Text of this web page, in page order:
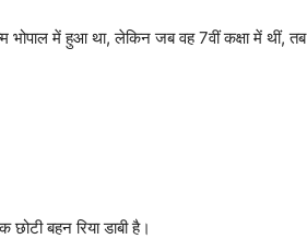
भोपाल में हुआ था, लेकिन जब वह 7वीं कक्षा में थीं, तब
बहन रिया डाबी है।